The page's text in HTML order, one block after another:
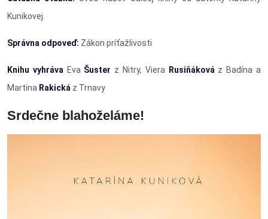
Kunikovej.
Správna odpoveď: Zákon príťažlivosti
Knihu vyhráva Eva Šuster z Nitry, Viera Rusiňáková z Badína a
Martina Rakická z Trnavy
Srdečne blahoželáme!